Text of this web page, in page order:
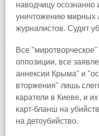
наводчицу
уничтожению мирных
журналистов. Судят
Все
оппозиции, все
аннексии Крыма" и
вторжения" лишь
каратели в Киеве, и
карт-бланш на
на детоубийство.